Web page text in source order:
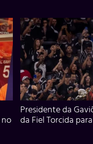
no
Presidente da
da Fiel Torcida